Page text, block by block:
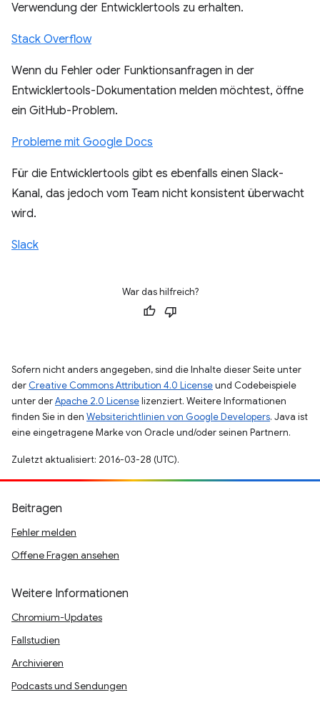
Verwendung der Entwicklertools zu erhalten.
Stack Overflow
Wenn du Fehler oder Funktionsanfragen in der
Entwicklertools-Dokumentation melden möchtest, öffne
ein GitHub-Problem.
Probleme mit Google Docs
Für die Entwicklertools gibt es ebenfalls einen Slack-
Kanal, das jedoch vom Team nicht konsistent überwacht
wird.
Slack
War das hilfreich?
Sofern nicht anders angegeben, sind die Inhalte dieser Seite unter
der Creative Commons Attribution 4.0 Licenseund Codebeispiele
unter derApache 2.0 Licenselizenziert. Weitere Informationen
finden Sie in den Websiterichtlinien von Google Developers. Java ist
eine eingetragene Marke von Oracle und/oder seinen Partnern.
Zuletzt aktualisiert: 2016-03-28 (UTC).
Beitragen
Fehler melden
Offene Fragen ansehen
Weitere Informationen
Chromium-Updates
Fallstudien
Archivieren
Podcasts und Sendungen